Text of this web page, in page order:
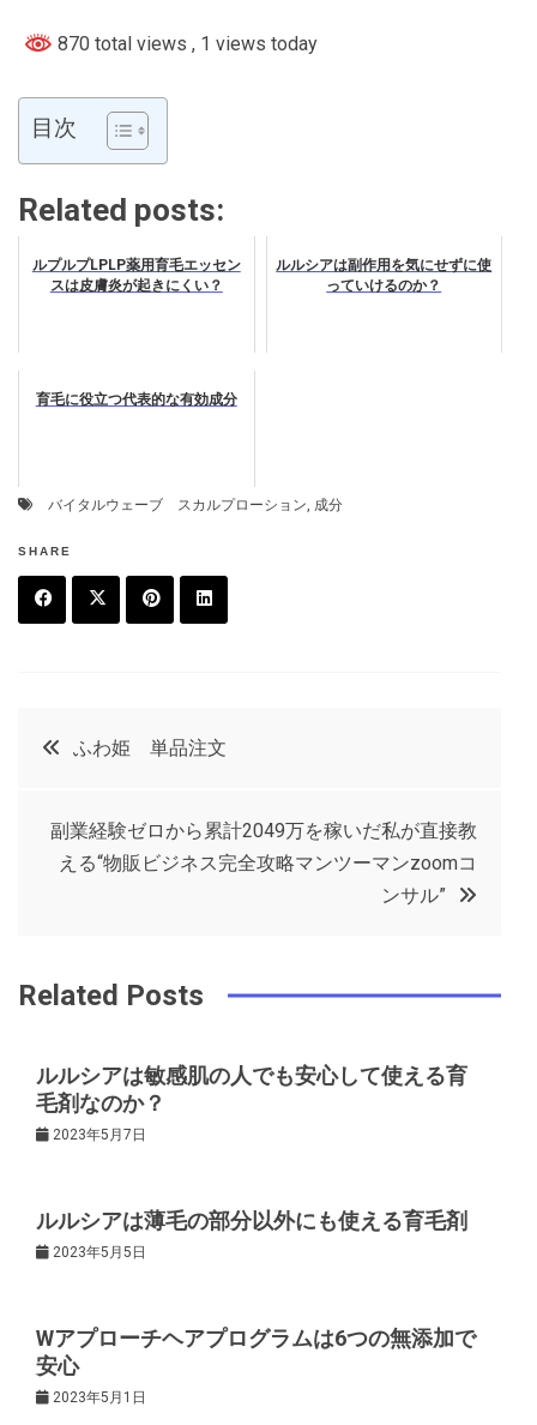
870 total views , 1 views today
目次
Related posts:
ルプルプLPLP薬用育毛エッセン
スは皮膚炎が起きにくい？
ルルシアは副作用を気にせずに使
っていけるのか？
育毛に役立つ代表的な有効成分
バイタルウェーブ スカルプローション, 成分
SHARE
t
r
e
e
e
in
投
ゲ
ー
シ
ン
ふわ姫 単品注文
副業経験ゼロから累計2049万を稼いだ私が直接教
える“物販ビジネス完全攻略マンツーマンzoomコ
ンサル”
Related Posts
ルルシアは敏感肌の人でも安心して使える育
毛剤なのか？
2023年5月7日
ルルシアは薄毛の部分以外にも使える育毛剤
2023年5月5日
Wアプローチヘアプログラムは6つの無添加で
安心
2023年5月1日